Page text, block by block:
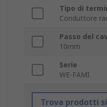
Tipo di
Conduttore
Passo del
10mm
Serie
WE-FAMI
Trova prodotti